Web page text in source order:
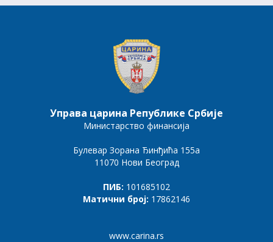
Управа царина Републике Србије
Министарство финансија
Булевар Зорана Ђинђића 155а
11070 Нови Београд
ПИБ: 101685102
Матични број: 17862146
www.carina.rs